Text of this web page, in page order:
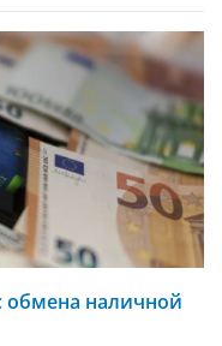
обмена наличной